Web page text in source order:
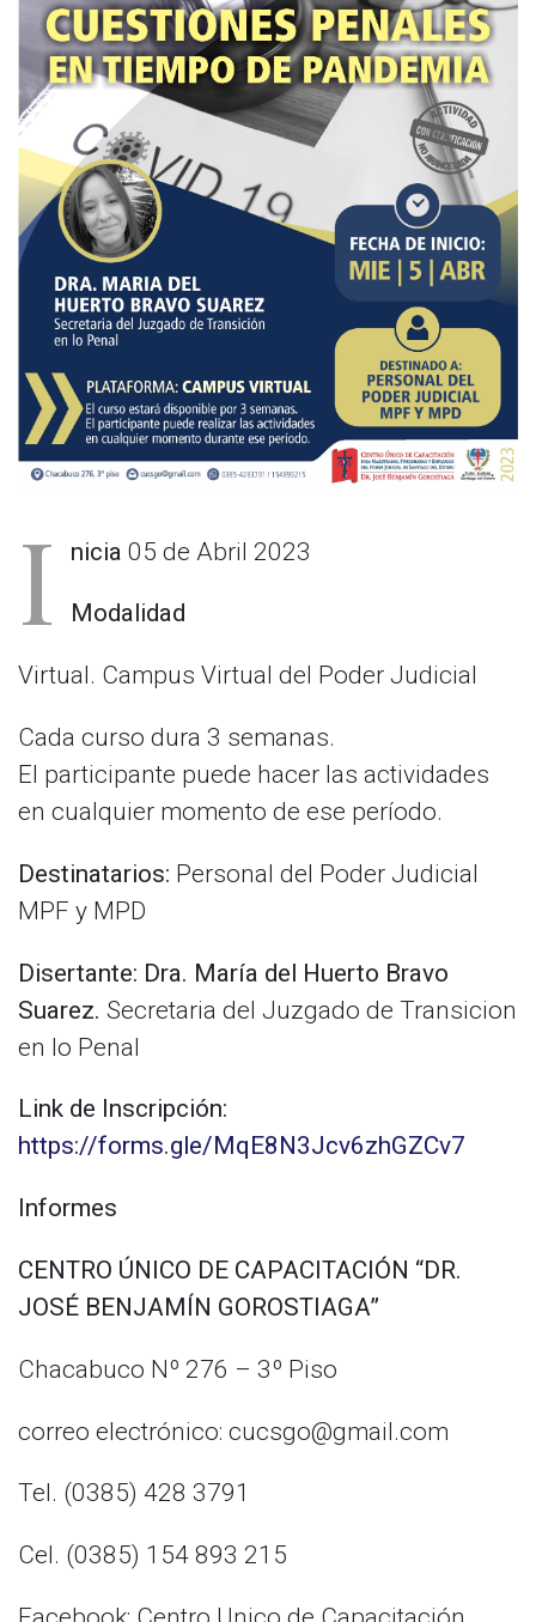
I nicia 05 de Abril 2023
Modalidad
Virtual. Campus Virtual del Poder Judicial
Cada curso dura 3 semanas.
El participante puede hacer las actividades
en cualquier momento de ese período.
Destinatarios: Personal del Poder Judicial
MPF y MPD
Disertante: Dra. María del Huerto Bravo
Suarez. Secretaria del Juzgado de Transicion
en lo Penal
Link de Inscripción:
https://forms.gle/MqE8N3Jcv6zhGZCv7
Informes
CENTRO ÚNICO DE CAPACITACIÓN “DR.
JOSÉ BENJAMÍN GOROSTIAGA”
Chacabuco Nº 276 – 3º Piso
correo electrónico: cucsgo@gmail.com
Tel. (0385) 428 3791
Cel. (0385) 154 893 215